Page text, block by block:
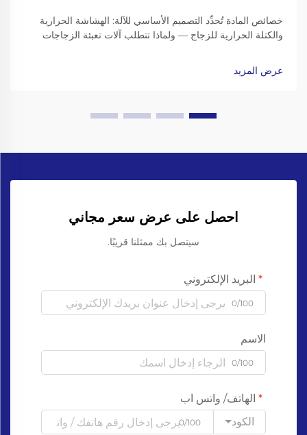
خصائص المادة تُحدِّد التصميم الأساسي للآلة: الهشاشة الحرارية
والكتلة الحرارية للزجاج — ولماذا تتطلب آلات تعبئة الزجاجات
دقيقة لتثبيت أعناق الزجاجات. التعامل مع الزجاجات الزجاجية يعني
الذهاب إلى...
عرض المزيد
احصل على عرض سعر مجاني
سيتصل بك ممثلنا قريبًا.
البريد الإلكتروني
0/100
الاسم
0/100
الهاتف/ واتس اب
الكود
0/100